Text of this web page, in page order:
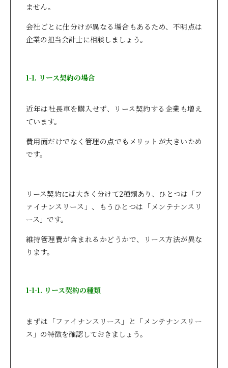
ません。
会社ごとに仕分けが異なる場合もあるため、不明点は
企業の担当会計士に相談しましょう。
1-1. リース契約の場合
近年は社長車を購入せず、リース契約する企業も増え
ています。
費用面だけでなく管理の点でもメリットが大きいため
です。
リース契約には大きく分けて2種類あり、ひとつは「フ
ァイナンスリース」、もうひとつは「メンテナンスリ
ース」です。
維持管理費が含まれるかどうかで、リース方法が異な
ります。
1-1-1. リース契約の種類
まずは「ファイナンスリース」と「メンテナンスリー
ス」の特徴を確認しておきましょう。